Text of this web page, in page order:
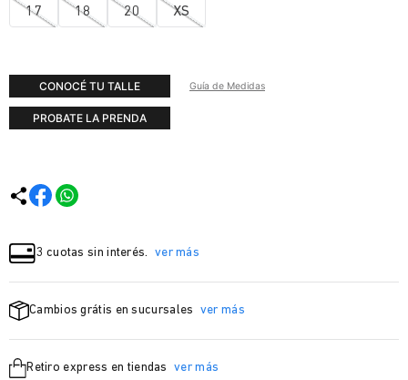
17 18 20 XS
CONOCÉ TU TALLE Guía de Medidas
PROBATE LA PRENDA
3 cuotas sin interés. ver más
Cambios grátis en sucursales ver más
Retiro express en tiendas ver más